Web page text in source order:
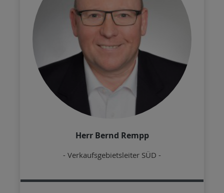
Herr Bernd Rempp
- Verkaufsgebietsleiter SÜD -